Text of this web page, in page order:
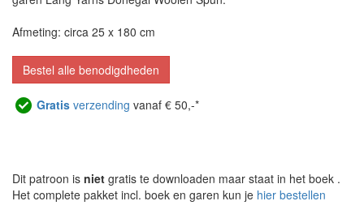
Afmeting: circa 25 x 180 cm
Bestel alle benodigdheden
Gratis verzending vanaf € 50,-*
Dit patroon is niet gratis te downloaden maar staat in het boek .
Het complete pakket incl. boek en garen kun je hier bestellen